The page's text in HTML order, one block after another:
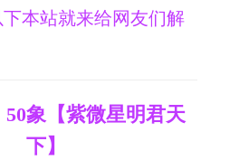
下本站就来给网友们解
50象【紫微星明君天
下】